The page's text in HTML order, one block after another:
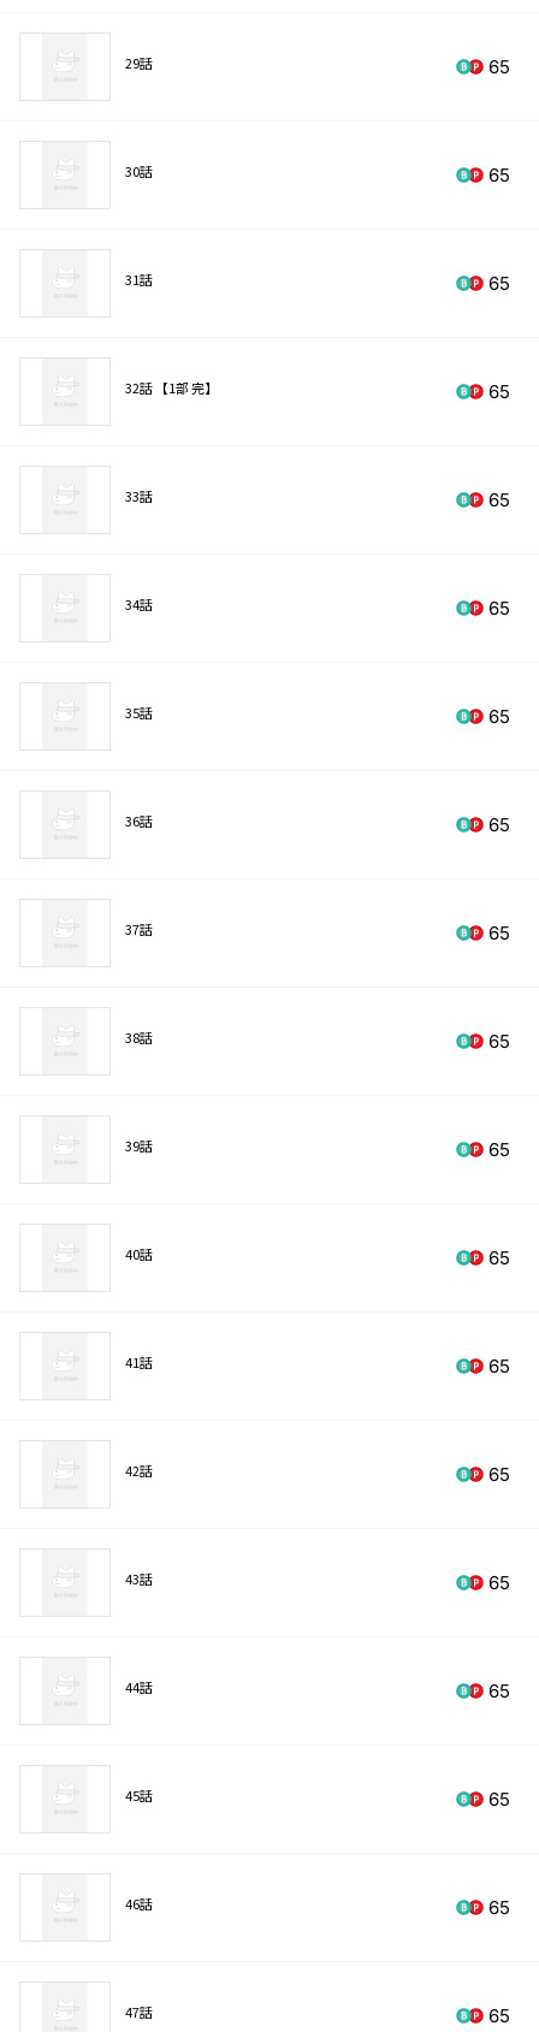
29話 65
30話 65
31話 65
32話 【1部 完】 65
33話 65
34話 65
35話 65
36話 65
37話 65
38話 65
39話 65
40話 65
41話 65
42話 65
43話 65
44話 65
45話 65
46話 65
47話 65